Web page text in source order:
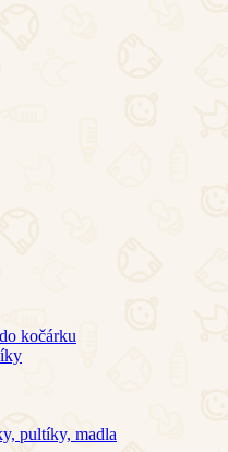
kočárku
pultíky, madla